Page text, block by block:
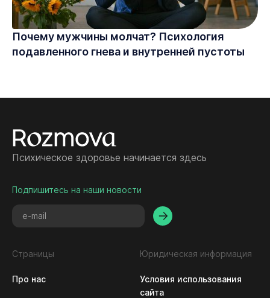
Почему мужчины молчат? Психология
подавленного гнева и внутренней пустоты
Психическое здоровье начинается здесь
Подпишитесь на наши новости
Страницы
Про нас
Юридическая информация
Условия использования
сайта